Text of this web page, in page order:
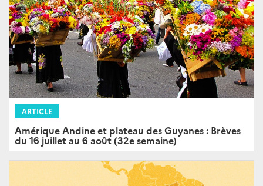
ARTICLE
Amérique Andine et plateau des Guyanes : Brèves
du 16 juillet au 6 août (32e semaine)